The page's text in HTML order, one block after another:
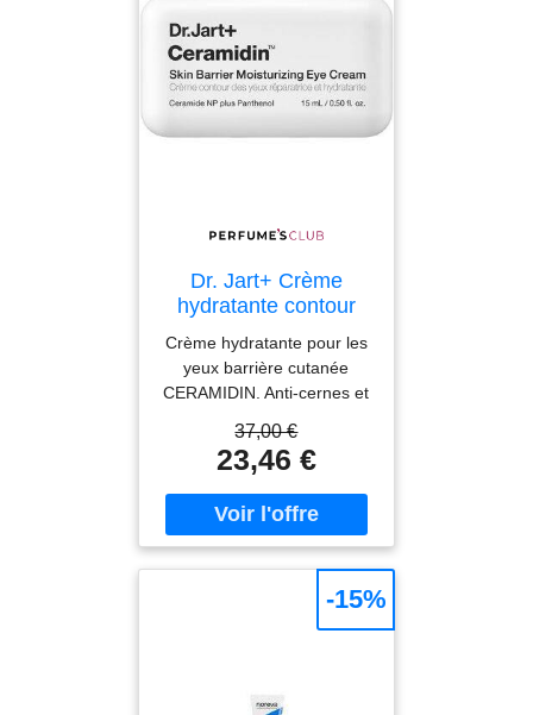
Dr. Jart+ Crème
hydratante contour
cutanée Ceramidin 15
ml
Crème hydratante pour les
yeux barrière cutanée
CERAMIDIN. Anti-cernes et
Contour des yeux. Type de
peau: Sèche, Sensible.
Formulation: Sans paraben.
Les tendances: Ceramidas.
Ingrédients: Céramides
37,00 €
23,46 €
-15%